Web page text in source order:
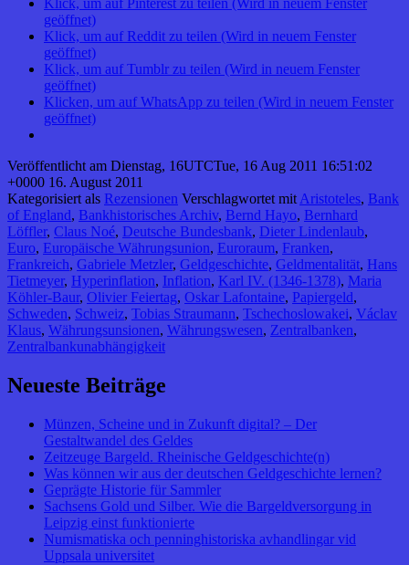
geöffnet)
Klick, um auf Reddit zu teilen (Wird in neuem Fenster
geöffnet)
Klick, um auf Tumblr zu teilen (Wird in neuem Fenster
geöffnet)
Klicken, um auf WhatsApp zu teilen (Wird in neuem Fenster
geöffnet)
Veröffentlicht am Dienstag, 16UTCTue, 16 Aug 2011 16:51:02
+0000 16. August 2011
Kategorisiert als Rezensionen Verschlagwortet mit Aristoteles, Bank
of England, Bankhistorisches Archiv, Bernd Hayo, Bernhard
Löffler, Claus Noé, Deutsche Bundesbank, Dieter Lindenlaub,
Euro, Europäische Währungsunion, Euroraum, Franken,
Frankreich, Gabriele Metzler, Geldgeschichte, Geldmentalität, Hans
Tietmeyer, Hyperinflation, Inflation, Karl IV. (1346-1378), Maria
Köhler-Baur, Olivier Feiertag, Oskar Lafontaine, Papiergeld,
Schweden, Schweiz, Tobias Straumann, Tschechoslowakei, Václav
Klaus, Währungsunsionen, Währungswesen, Zentralbanken,
Zentralbankunabhängigkeit
Neueste Beiträge
Münzen, Scheine und in Zukunft digital? – Der
Gestaltwandel des Geldes
Zeitzeuge Bargeld. Rheinische Geldgeschichte(n)
Was können wir aus der deutschen Geldgeschichte lernen?
Geprägte Historie für Sammler
Sachsens Gold und Silber. Wie die Bargeldversorgung in
Leipzig einst funktionierte
Numismatiska och penninghistoriska avhandlingar vid
Uppsala universitet